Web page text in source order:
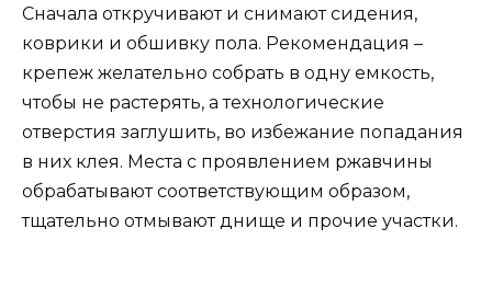
Сначала откручивают и снимают сидения,
коврики и обшивку пола. Рекомендация –
крепеж желательно собрать в одну емкость,
чтобы не растерять, а технологические
отверстия заглушить, во избежание попадания
в них клея. Места с проявлением ржавчины
обрабатывают соответствующим образом,
тщательно отмывают днище и прочие участки.